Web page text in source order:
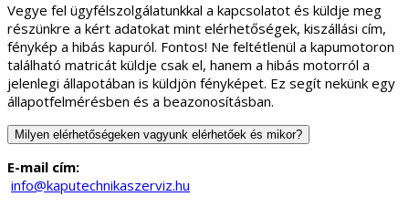
Vegye fel ügyfélszolgálatunkkal a kapcsolatot és küldje meg
részünkre a kért adatokat mint elérhetőségek, kiszállási cím,
fénykép a hibás kapuról. Fontos! Ne feltétlenül a kapumotoron
található matricát küldje csak el, hanem a hibás motorról a
jelenlegi állapotában is küldjön fényképet. Ez segít nekünk egy
állapotfelmérésben és a beazonosításban.
Milyen elérhetőségeken vagyunk elérhetőek és mikor?
E-mail cím:
info@kaputechnikaszerviz.hu